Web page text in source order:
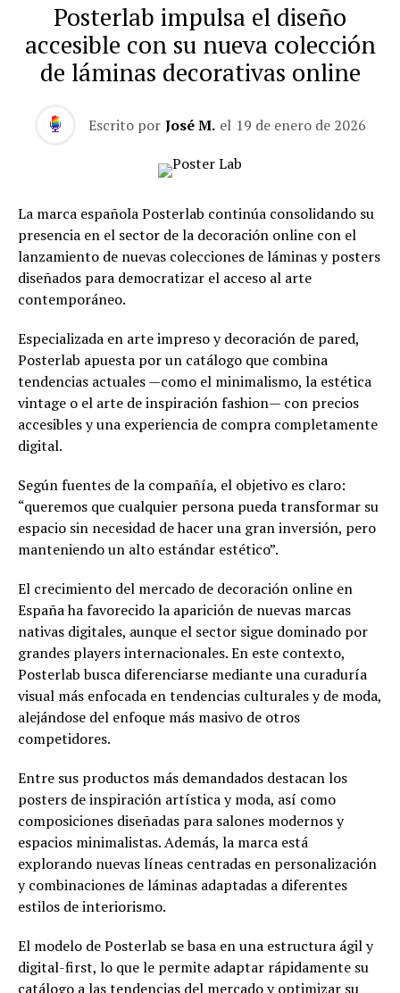
Posterlab impulsa el diseño
accesible con su nueva colección
de láminas decorativas online
Escrito por José M. el 19 de enero de 2026
La marca española Posterlab continúa consolidando su
presencia en el sector de la decoración online con el
lanzamiento de nuevas colecciones de láminas y posters
diseñados para democratizar el acceso al arte
contemporáneo.
Especializada en arte impreso y decoración de pared,
Posterlab apuesta por un catálogo que combina
tendencias actuales —como el minimalismo, la estética
vintage o el arte de inspiración fashion— con precios
accesibles y una experiencia de compra completamente
digital.
Según fuentes de la compañía, el objetivo es claro:
“queremos que cualquier persona pueda transformar su
espacio sin necesidad de hacer una gran inversión, pero
manteniendo un alto estándar estético”.
El crecimiento del mercado de decoración online en
España ha favorecido la aparición de nuevas marcas
nativas digitales, aunque el sector sigue dominado por
grandes players internacionales. En este contexto,
Posterlab busca diferenciarse mediante una curaduría
visual más enfocada en tendencias culturales y de moda,
alejándose del enfoque más masivo de otros
competidores.
Entre sus productos más demandados destacan los
posters de inspiración artística y moda, así como
composiciones diseñadas para salones modernos y
espacios minimalistas. Además, la marca está
explorando nuevas líneas centradas en personalización
y combinaciones de láminas adaptadas a diferentes
estilos de interiorismo.
El modelo de Posterlab se basa en una estructura ágil y
digital-first, lo que le permite adaptar rápidamente su
catálogo a las tendencias del mercado y optimizar su